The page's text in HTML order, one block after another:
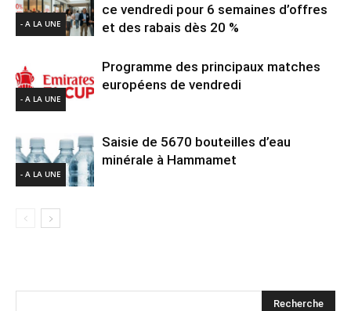
- A LA UNE
ce vendredi pour 6 semaines d’offres
et des rabais dès 20 %
- A LA UNE
Programme des principaux matches
européens de vendredi
- A LA UNE
Saisie de 5670 bouteilles d’eau
minérale à Hammamet